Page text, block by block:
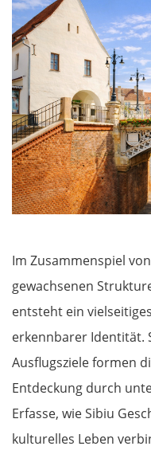
Im Zusammenspiel
gewachsenen
entsteht ein
erkennbarer Identität.
Ausflugsziele formen
Entdeckung durch
Erfasse, wie Sibiu
kulturelles Leben